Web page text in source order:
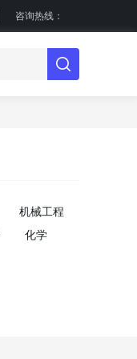
咨询热线：
机械工程
化学